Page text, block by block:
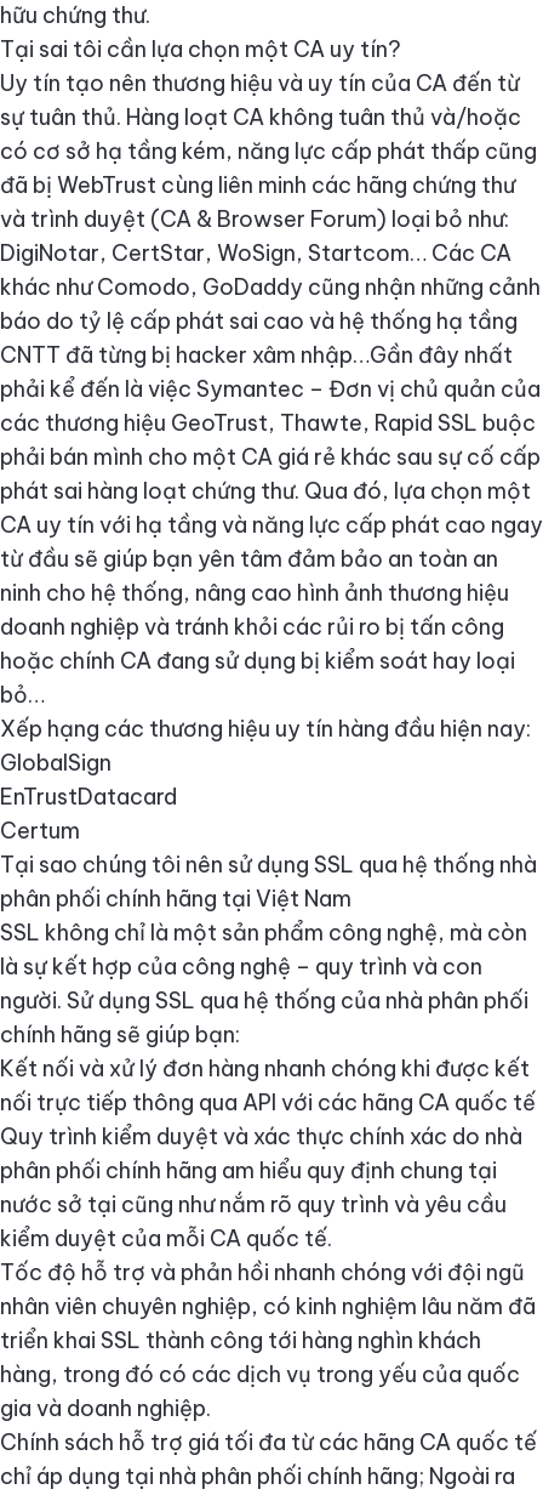
hữu chứng thư.
Tại sai tôi cần lựa chọn một CA uy tín?
Uy tín tạo nên thương hiệu và uy tín của CA đến từ
sự tuân thủ. Hàng loạt CA không tuân thủ và/hoặc
có cơ sở hạ tầng kém, năng lực cấp phát thấp cũng
đã bị WebTrust cùng liên minh các hãng chứng thư
và trình duyệt (CA & Browser Forum) loại bỏ như:
DigiNotar, CertStar, WoSign, Startcom… Các CA
khác như Comodo, GoDaddy cũng nhận những cảnh
báo do tỷ lệ cấp phát sai cao và hệ thống hạ tầng
CNTT đã từng bị hacker xâm nhập…Gần đây nhất
phải kể đến là việc Symantec – Đơn vị chủ quản của
các thương hiệu GeoTrust, Thawte, Rapid SSL buộc
phải bán mình cho một CA giá rẻ khác sau sự cố cấp
phát sai hàng loạt chứng thư. Qua đó, lựa chọn một
CA uy tín với hạ tầng và năng lực cấp phát cao ngay
từ đầu sẽ giúp bạn yên tâm đảm bảo an toàn an
ninh cho hệ thống, nâng cao hình ảnh thương hiệu
doanh nghiệp và tránh khỏi các rủi ro bị tấn công
hoặc chính CA đang sử dụng bị kiểm soát hay loại
bỏ…
Xếp hạng các thương hiệu uy tín hàng đầu hiện nay:
GlobalSign
EnTrustDatacard
Certum
Tại sao chúng tôi nên sử dụng SSL qua hệ thống nhà
phân phối chính hãng tại Việt Nam
SSL không chỉ là một sản phẩm công nghệ, mà còn
là sự kết hợp của công nghệ – quy trình và con
người. Sử dụng SSL qua hệ thống của nhà phân phối
chính hãng sẽ giúp bạn:
Kết nối và xử lý đơn hàng nhanh chóng khi được kết
nối trực tiếp thông qua API với các hãng CA quốc tế
Quy trình kiểm duyệt và xác thực chính xác do nhà
phân phối chính hãng am hiểu quy định chung tại
nước sở tại cũng như nắm rõ quy trình và yêu cầu
kiểm duyệt của mỗi CA quốc tế.
Tốc độ hỗ trợ và phản hồi nhanh chóng với đội ngũ
nhân viên chuyên nghiệp, có kinh nghiệm lâu năm đã
triển khai SSL thành công tới hàng nghìn khách
hàng, trong đó có các dịch vụ trong yếu của quốc
gia và doanh nghiệp.
Chính sách hỗ trợ giá tối đa từ các hãng CA quốc tế
chỉ áp dụng tại nhà phân phối chính hãng; Ngoài ra